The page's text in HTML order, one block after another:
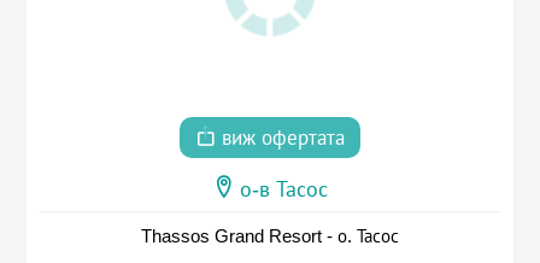
виж офертата
о-в Тасос
Thassos Grand Resort - о. Тасос